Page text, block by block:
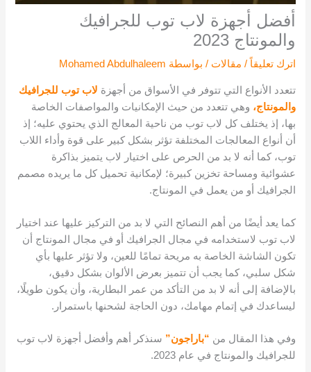
أفضل أجهزة لاب توب للجرافيك
والمونتاج 2023
اترك تعليقاً / مقالات / بواسطة Mohamed Abdulhaleem
تتعدد الأنواع التي تتوفر في الأسواق من أجهزة لاب توب للجرافيك
والمونتاج، وهي تتعدد من حيث الإمكانيات والمواصفات الخاصة
بها، إذ يختلف كل لاب توب من ناحية المعالج الذي يحتوي عليه؛ إذ
أن أنواع المعالجات المختلفة تؤثر بشكل كبير على قوة وأداء اللاب
توب، كما أنه لا بد من الحرص على اختيار لاب يتميز بذاكرة
عشوائية ومساحة تخزين كبيرة؛ لإمكانية تحميل كل ما يريده مصمم
الجرافيك أو من يعمل في المونتاج.
كما يعد أيضًا من أهم النصائح التي لا بد من التركيز عليها عند اختيار
لاب توب لاستخدامه في مجال الجرافيك أو في مجال المونتاج أن
تكون الشاشة الخاصة به مريحة تمامًا للعين، ولا تؤثر عليها بأي
شكل سلبي، كما يجب أن تتميز بعرض الألوان بشكل دقيق،
بالإضافة إلى أنه لا بد من التأكد من عمر البطارية، وأن يكون طويلًا،
ليساعدك في إتمام مهامك، دون الحاجة لشحنها باستمرار.
وفي هذا المقال من “باراجون” سنذكر أهم وأفضل أجهزة لاب توب
للجرافيك والمونتاج في عام 2023.